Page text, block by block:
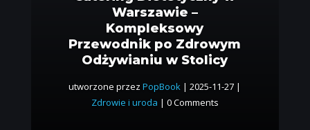
Warszawie –
Kompleksowy
Przewodnik po Zdrowym
Odżywianiu w Stolicy
utworzone przezPopBook |2025-11-27 |
Zdrowie i uroda | 0 Comments